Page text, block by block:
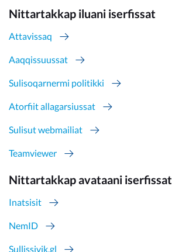
Nittartakkap iluani iserfissat
Attavissaq
Aaqqissuussat
Sulisoqarnermi politikki
Atorfiit allagarsiussat
Sulisut webmailiat
Teamviewer
Nittartakkap avataani iserfissat
Inatsisit
NemID
Sullissivik.gl